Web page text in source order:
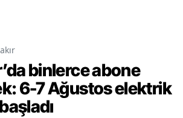
binlerce abone
6-7 Ağustos elektrik